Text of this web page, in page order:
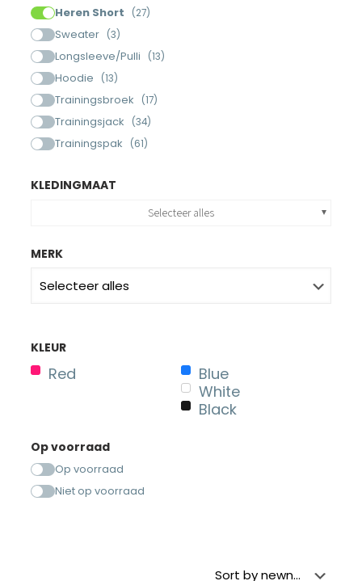
Heren Short (27)
Sweater (3)
Longsleeve/Pulli (13)
Hoodie (13)
Trainingsbroek (17)
Trainingsjack (34)
Trainingspak (61)
KLEDINGMAAT
Selecteer alles
MERK
KLEUR
Red
Blue
White
Black
Op voorraad
Op voorraad
Niet op voorraad